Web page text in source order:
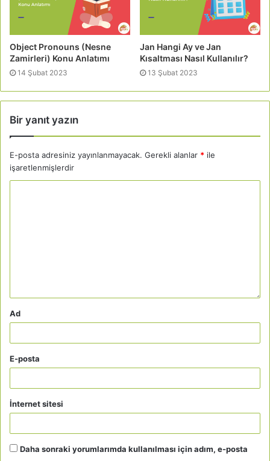
Object Pronouns (Nesne
Zamirleri) Konu Anlatımı
14 Şubat 2023
Jan Hangi Ay ve Jan
Kısaltması Nasıl Kullanılır?
13 Şubat 2023
Bir yanıt yazın
E-posta adresiniz yayınlanmayacak. Gerekli alanlar * ile
işaretlenmişlerdir
Ad
E-posta
İnternet sitesi
Daha sonraki yorumlarımda kullanılması için adım, e-posta